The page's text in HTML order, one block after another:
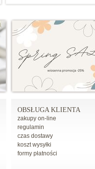
OBSŁUGA KLIENTA
zakupy on-line
regulamin
czas dostawy
koszt wysyłki
formy płatności